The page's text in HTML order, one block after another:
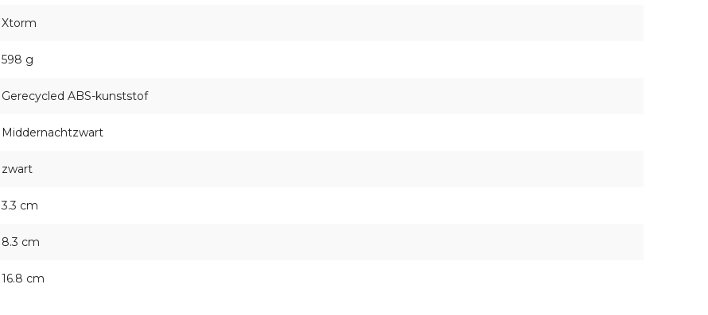
Xtorm
598 g
Gerecycled ABS-kunststof
Middernachtzwart
zwart
3.3 cm
8.3 cm
16.8 cm